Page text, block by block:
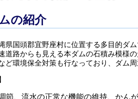
の紹介
県国頭郡宜野座村に位置する多目的ダ
道路からも見える本ダムの石積み模様
ど環境保全対策も行なっており、ダム
節、流水の正常な機能の維持、かん